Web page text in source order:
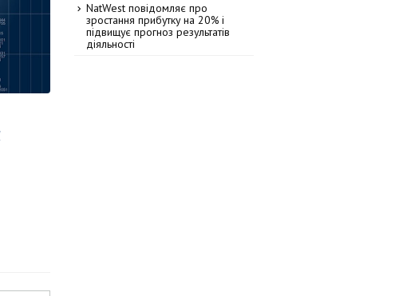
NatWest повідомляє про
зростання прибутку на 20% і
підвищує прогноз результатів
діяльності